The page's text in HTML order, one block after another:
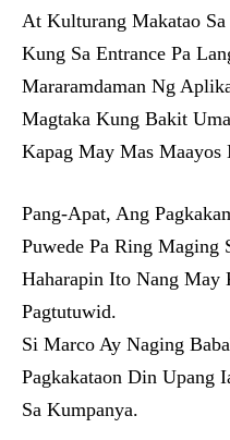
At Kulturang Makatao
Kung Sa Entrance Pa
Mararamdaman Ng
Magtaka Kung Bakit
Kapag May Mas Maayos
Pang-Apat, Ang
Puwede Pa Ring Maging
Haharapin Ito Nang May
Pagtutuwid.
Si Marco Ay Naging
Pagkakataon Din Upang
Sa Kumpanya.